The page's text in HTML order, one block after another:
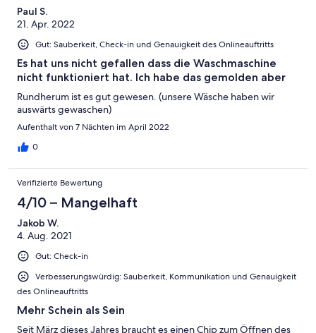
Paul S.
21. Apr. 2022
Gut: Sauberkeit, Check-in und Genauigkeit des Onlineauftritts
Es hat uns nicht gefallen dass die Waschmaschine
nicht funktioniert hat. Ich habe das gemolden aber
Rundherum ist es gut gewesen. (unsere Wäsche haben wir
auswärts gewaschen)
Aufenthalt von 7 Nächten im April 2022
0
Verifizierte Bewertung
4/10 – Mangelhaft
Jakob W.
4. Aug. 2021
Gut: Check-in
Verbesserungswürdig: Sauberkeit, Kommunikation und Genauigkeit
des Onlineauftritts
Mehr Schein als Sein
Seit März dieses Jahres braucht es einen Chip zum Öffnen des